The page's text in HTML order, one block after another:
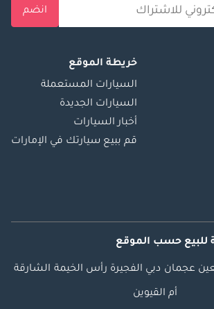
انضم
خريطة الموقع
السيارات المستعملة
السيارات الجديدة
أخبار السيارات
قم ببيع سيارتك في الإمارات
للبيع حسب الموقع
عجمان دبي الفجيرة رأس الخيمة الشارقة
أم القيوين